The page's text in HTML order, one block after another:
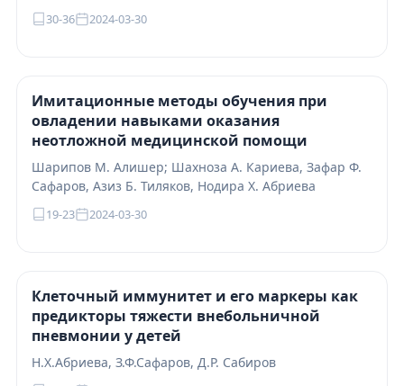
30-36 2024-03-30
Имитационные методы обучения при
овладении навыками оказания
неотложной медицинской помощи
Шарипов М. Алишер; Шахноза А. Кариева, Зафар Ф.
Сафаров, Азиз Б. Тиляков, Нодира Х. Абриева
19-23 2024-03-30
Клеточный иммунитет и его маркеры как
предикторы тяжести внебольничной
пневмонии у детей
Н.Х.Абриева, З.Ф.Сафаров, Д.Р. Сабиров